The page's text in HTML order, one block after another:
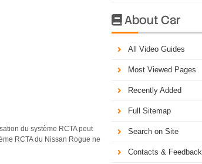
du système RCTA peut
RCTA du Nissan Rogue ne
About Car
All Video Guides
Most Viewed Pages
Recently Added
Full Sitemap
Search on Site
Contacts & Feedback